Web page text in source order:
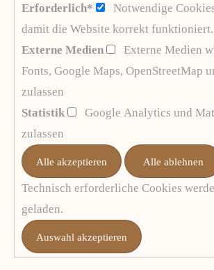
Erforderlich*
Notwendige
damit die Website korrekt funktioniert.
Externe Medien
Externe Medien
Fonts, Google Maps, OpenStreetMap
zulassen
Statistik
Google Analytics und
zulassen
Technisch erforderliche Cookies
geladen.